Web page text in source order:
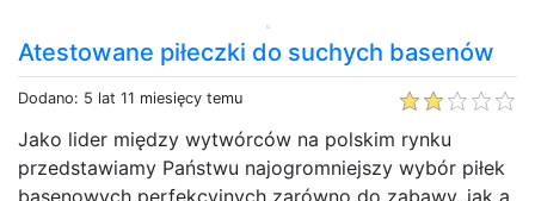
Atestowane piłeczki do suchych basenów
Dodano: 5 lat 11 miesięcy temu
Jako lider między wytwórców na polskim rynku
przedstawiamy Państwu najogromniejszy wybór piłek
basenowych perfekcyjnych zarówno do zabawy, jak a